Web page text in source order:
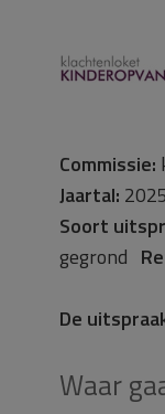
Commissie:
Jaartal: 2025
Soort
gegrond
De
Waar